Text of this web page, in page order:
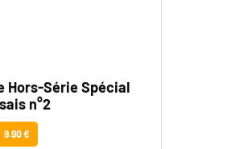
Hors-Série Spécial
n°2
9.90 €